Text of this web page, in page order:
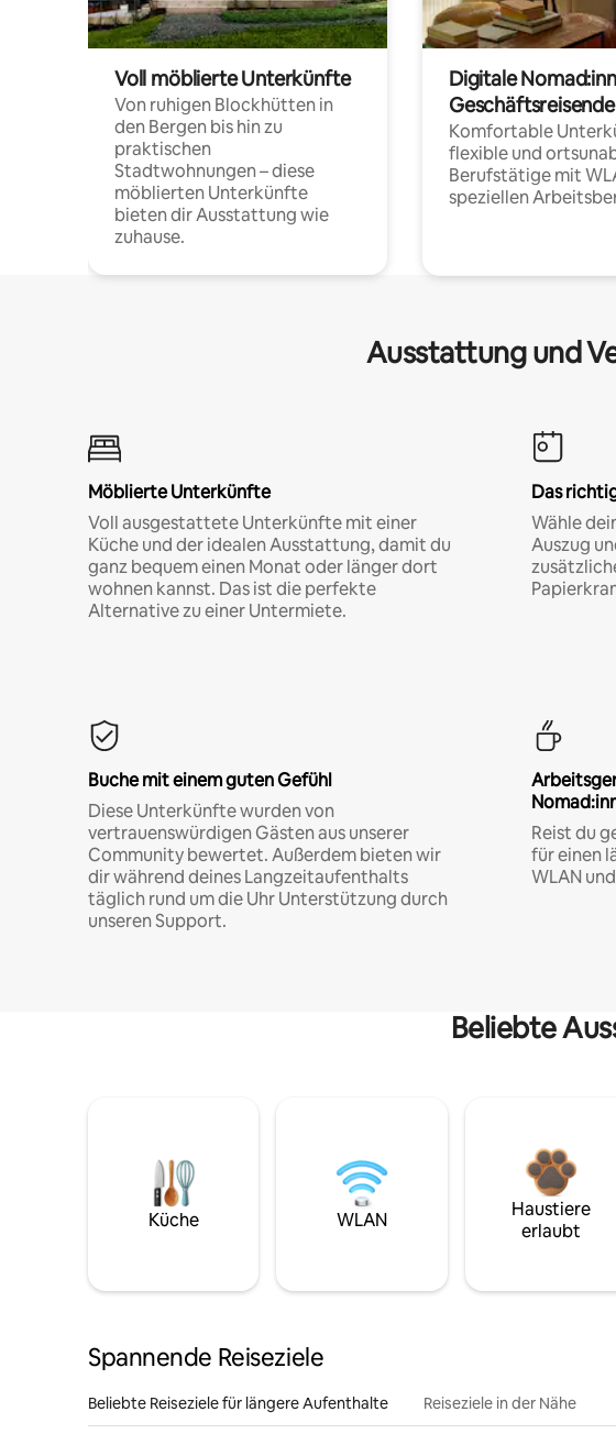
Voll möblierte Unterkünfte
Von ruhigen Blockhütten in
den Bergen bis hin zu
praktischen
Stadtwohnungen – diese
möblierten Unterkünfte
bieten dir Ausstattung wie
zuhause.
Digitale
Geschäftsreisende
Komfortable
flexible und
Berufstätige mit
speziellen
Ausstattung und
Möblierte Unterkünfte
Voll ausgestattete Unterkünfte mit einer
Küche und der idealen Ausstattung, damit du
ganz bequem einen Monat oder länger dort
wohnen kannst. Das ist die perfekte
Alternative zu einer Untermiete.
Das
Wähle
Auszug
Buche mit einem guten Gefühl
Diese Unterkünfte wurden von
vertrauenswürdigen Gästen aus unserer
Community bewertet. Außerdem bieten wir
dir während deines Langzeitaufenthalts
täglich rund um die Uhr Unterstützung durch
unseren Support.
Reist du
für einen
WLAN
Beliebte
Küche WLAN
Haustiere
erlaubt
Spannende Reiseziele
Beliebte Reiseziele für längere Aufenthalte Reiseziele in der Nähe